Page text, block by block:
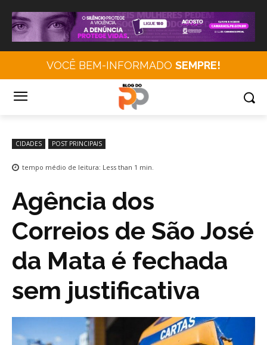
VOCÊ BEM-INFORMADO SEMPRE!
CIDADES POST PRINCIPAIS
tempo médio de leitura: Less than 1 min.
Agência dos
Correios de São José
da Mata é fechada
sem justificativa